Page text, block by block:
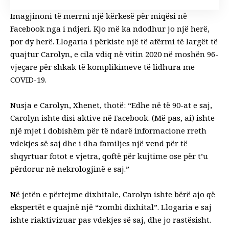
Imagjinoni të merrni një kërkesë për miqësi në
Facebook nga i ndjeri. Kjo më ka ndodhur jo një herë,
por dy herë. Llogaria i përkiste një të afërmi të largët të
quajtur Carolyn, e cila vdiq në vitin 2020 në moshën 96-
vjeçare për shkak të komplikimeve të lidhura me
COVID-19.
Nusja e Carolyn, Xhenet, thotë: “Edhe në të 90-at e saj,
Carolyn ishte disi aktive në Facebook. (Më pas, ai) ishte
një mjet i dobishëm për të ndarë informacione rreth
vdekjes së saj dhe i dha familjes një vend për të
shqyrtuar fotot e vjetra, qoftë për kujtime ose për t’u
përdorur në nekrologjinë e saj.”
Në jetën e përtejme dixhitale, Carolyn ishte bërë ajo që
ekspertët e quajnë një “zombi dixhital”. Llogaria e saj
ishte riaktivizuar pas vdekjes së saj, dhe jo rastësisht.